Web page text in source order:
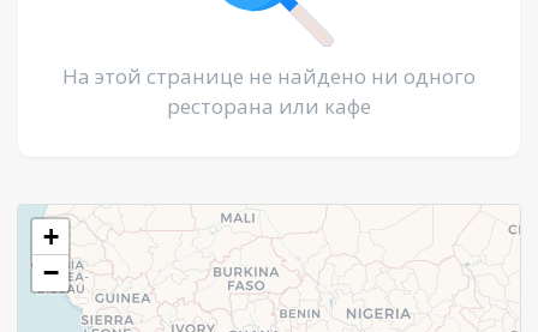
На этой странице не найдено ни одного
ресторана или кафе
+
−